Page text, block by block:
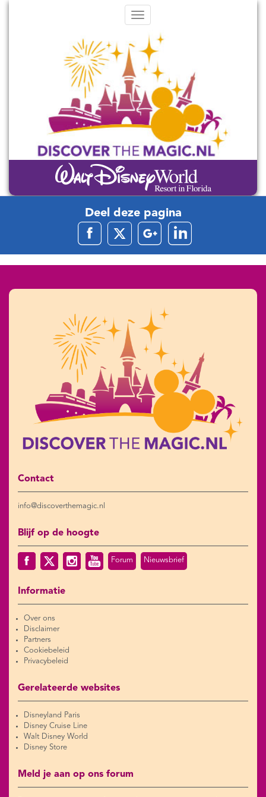
Menu
Deel deze pagina
Contact
info@discoverthemagic.nl
Blijf op de hoogte
Forum Nieuwsbrief
Informatie
Over ons
Disclaimer
Partners
Cookiebeleid
Privacybeleid
Gerelateerde websites
Disneyland Paris
Disney Cruise Line
Walt Disney World
Disney Store
Meld je aan op ons forum